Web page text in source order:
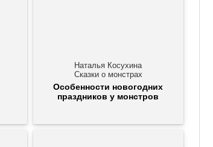
Наталья Косухина
Сказки о монстрах
Особенности новогодних
праздников у монстров